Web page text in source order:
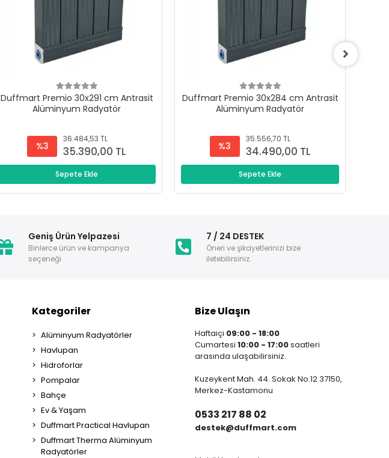
Duffmart Premio 30x291 cm Antrasit
Alüminyum Radyatör
%3
36.484,53 TL
35.390,00 TL
Sepete Ekle
Duffmart Premio 30x284 cm Antrasit
Alüminyum Radyatör
%3
35.556,70 TL
34.490,00 TL
Sepete Ekle
Geniş Ürün Yelpazesi
Binlerce ürün ve kampanya
seçeneği
7 / 24 DESTEK
Öneri ve şikayetlerinizi bize
iletebilirsiniz.
Kategoriler
Alüminyum Radyatörler
Havlupan
Hidroforlar
Pompalar
Bahçe
Ev & Yaşam
Duffmart Practical Havlupan
Duffmart Therma Alüminyum
Radyatörler
Bize Ulaşın
Haftaiçi 09:00 - 18:00
Cumartesi 10:00 - 17:00saatleri
arasında ulaşabilirsiniz.
Kuzeykent Mah. 44. Sokak No:12 37150,
Merkez-Kastamonu
0533 217 88 02
destek@duffmart.com